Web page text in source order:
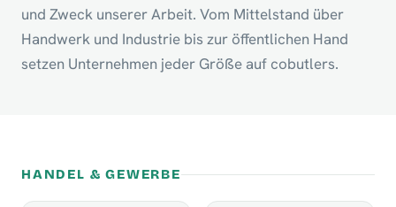
und Zweck unserer Arbeit. Vom Mittelstand über
Handwerk und Industrie bis zur öffentlichen Hand
setzen Unternehmen jeder Größe auf cobutlers.
HANDEL & GEWERBE